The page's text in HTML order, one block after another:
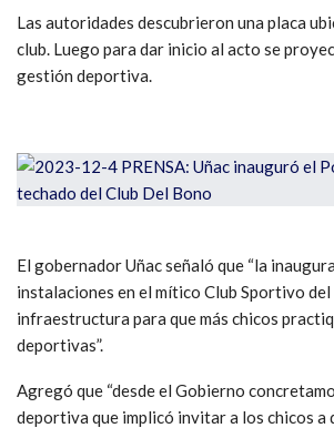
Las autoridades descubrieron una placa
club. Luego para dar inicio al acto se
gestión deportiva.
El gobernador Uñac señaló que “la
instalaciones en el mítico Club Sportivo
infraestructura para que más chicos
deportivas”.
Agregó que “desde el Gobierno
deportiva que implicó invitar a los chicos a